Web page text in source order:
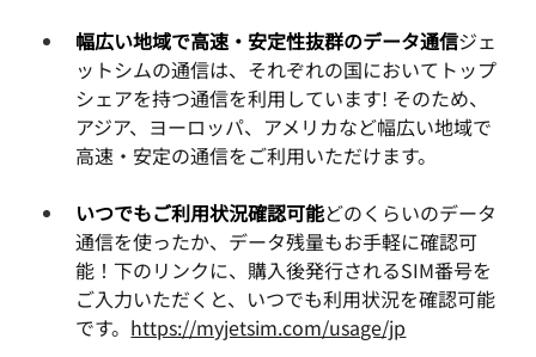
幅広い地域で高速・安定性抜群のデータ通信ジェ
ットシムの通信は、それぞれの国においてトップ
シェアを持つ通信を利用しています! そのため、
アジア、ヨーロッパ、アメリカなど幅広い地域で
高速・安定の通信をご利用いただけます。
いつでもご利用状況確認可能どのくらいのデータ
通信を使ったか、データ残量もお手軽に確認可
能！下のリンクに、購入後発行されるSIM番号を
ご入力いただくと、いつでも利用状況を確認可能
です。 https://myjetsim.com/usage/jp